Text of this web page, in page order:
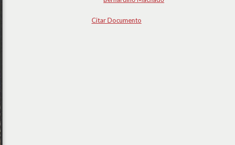
Citar Documento